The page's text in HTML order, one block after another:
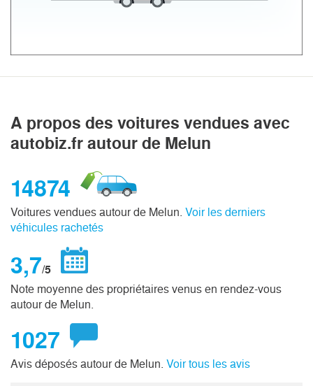
A propos des voitures vendues avec
autobiz.fr autour de Melun
14874
Voitures vendues autour de Melun. Voir les derniers
véhicules rachetés
3,7/5
Note moyenne des propriétaires venus en rendez-vous
autour de Melun.
1027
Avis déposés autour de Melun. Voir tous les avis